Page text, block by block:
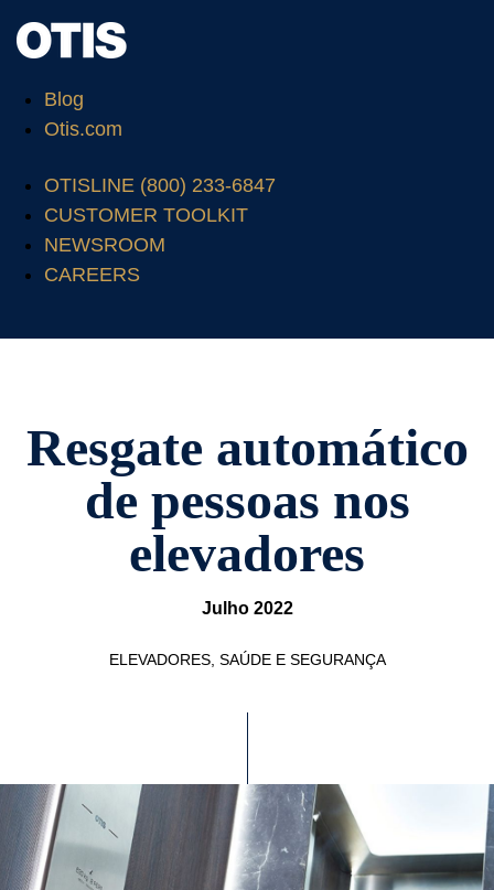
Blog
Otis.com
OTISLINE (800) 233-6847
CUSTOMER TOOLKIT
NEWSROOM
CAREERS
Resgate automático
de pessoas nos
elevadores
Julho 2022
ELEVADORES, SAÚDE E SEGURANÇA